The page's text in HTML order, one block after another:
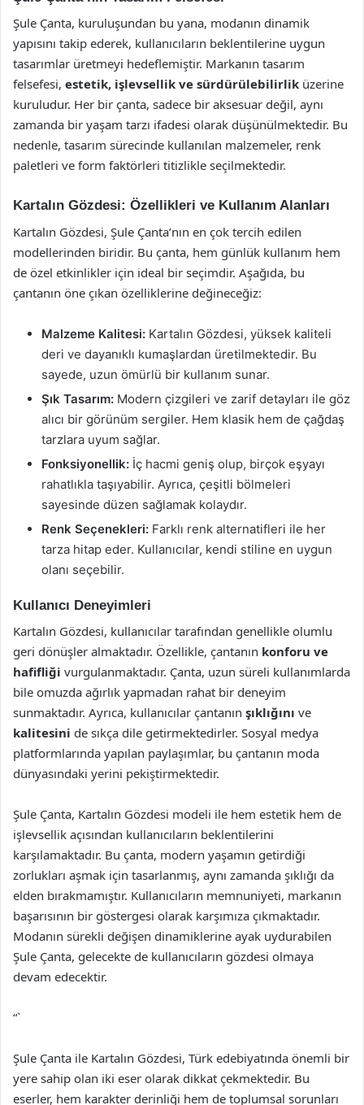
Şule Çanta, kuruluşundan bu yana, modanın dinamik
yapısını takip ederek, kullanıcıların beklentilerine uygun
tasarımlar üretmeyi hedeflemiştir. Markanın tasarım
felsefesi, estetik, işlevsellik ve sürdürülebilirlik üzerine
kuruludur. Her bir çanta, sadece bir aksesuar değil, aynı
zamanda bir yaşam tarzı ifadesi olarak düşünülmektedir. Bu
nedenle, tasarım sürecinde kullanılan malzemeler, renk
paletleri ve form faktörleri titizlikle seçilmektedir.
Kartalın Gözdesi: Özellikleri ve Kullanım Alanları
Kartalın Gözdesi, Şule Çanta’nın en çok tercih edilen
modellerinden biridir. Bu çanta, hem günlük kullanım hem
de özel etkinlikler için ideal bir seçimdir. Aşağıda, bu
çantanın öne çıkan özelliklerine değineceğiz:
Malzeme Kalitesi: Kartalın Gözdesi, yüksek kaliteli
deri ve dayanıklı kumaşlardan üretilmektedir. Bu
sayede, uzun ömürlü bir kullanım sunar.
Şık Tasarım: Modern çizgileri ve zarif detayları ile göz
alıcı bir görünüm sergiler. Hem klasik hem de çağdaş
tarzlara uyum sağlar.
Fonksiyonellik: İç hacmi geniş olup, birçok eşyayı
rahatlıkla taşıyabilir. Ayrıca, çeşitli bölmeleri
sayesinde düzen sağlamak kolaydır.
Renk Seçenekleri: Farklı renk alternatifleri ile her
tarza hitap eder. Kullanıcılar, kendi stiline en uygun
olanı seçebilir.
Kullanıcı Deneyimleri
Kartalın Gözdesi, kullanıcılar tarafından genellikle olumlu
geri dönüşler almaktadır. Özellikle, çantanın konforu ve
hafifliği vurgulanmaktadır. Çanta, uzun süreli kullanımlarda
bile omuzda ağırlık yapmadan rahat bir deneyim
sunmaktadır. Ayrıca, kullanıcılar çantanın şıklığını ve
kalitesini de sıkça dile getirmektedirler. Sosyal medya
platformlarında yapılan paylaşımlar, bu çantanın moda
dünyasındaki yerini pekiştirmektedir.
Şule Çanta, Kartalın Gözdesi modeli ile hem estetik hem de
işlevsellik açısından kullanıcıların beklentilerini
karşılamaktadır. Bu çanta, modern yaşamın getirdiği
zorlukları aşmak için tasarlanmış, aynı zamanda şıklığı da
elden bırakmamıştır. Kullanıcıların memnuniyeti, markanın
başarısının bir göstergesi olarak karşımıza çıkmaktadır.
Modanın sürekli değişen dinamiklerine ayak uydurabilen
Şule Çanta, gelecekte de kullanıcıların gözdesi olmaya
devam edecektir.
“`
Şule Çanta ile Kartalın Gözdesi, Türk edebiyatında önemli bir
yere sahip olan iki eser olarak dikkat çekmektedir. Bu
eserler, hem karakter derinliği hem de toplumsal sorunları